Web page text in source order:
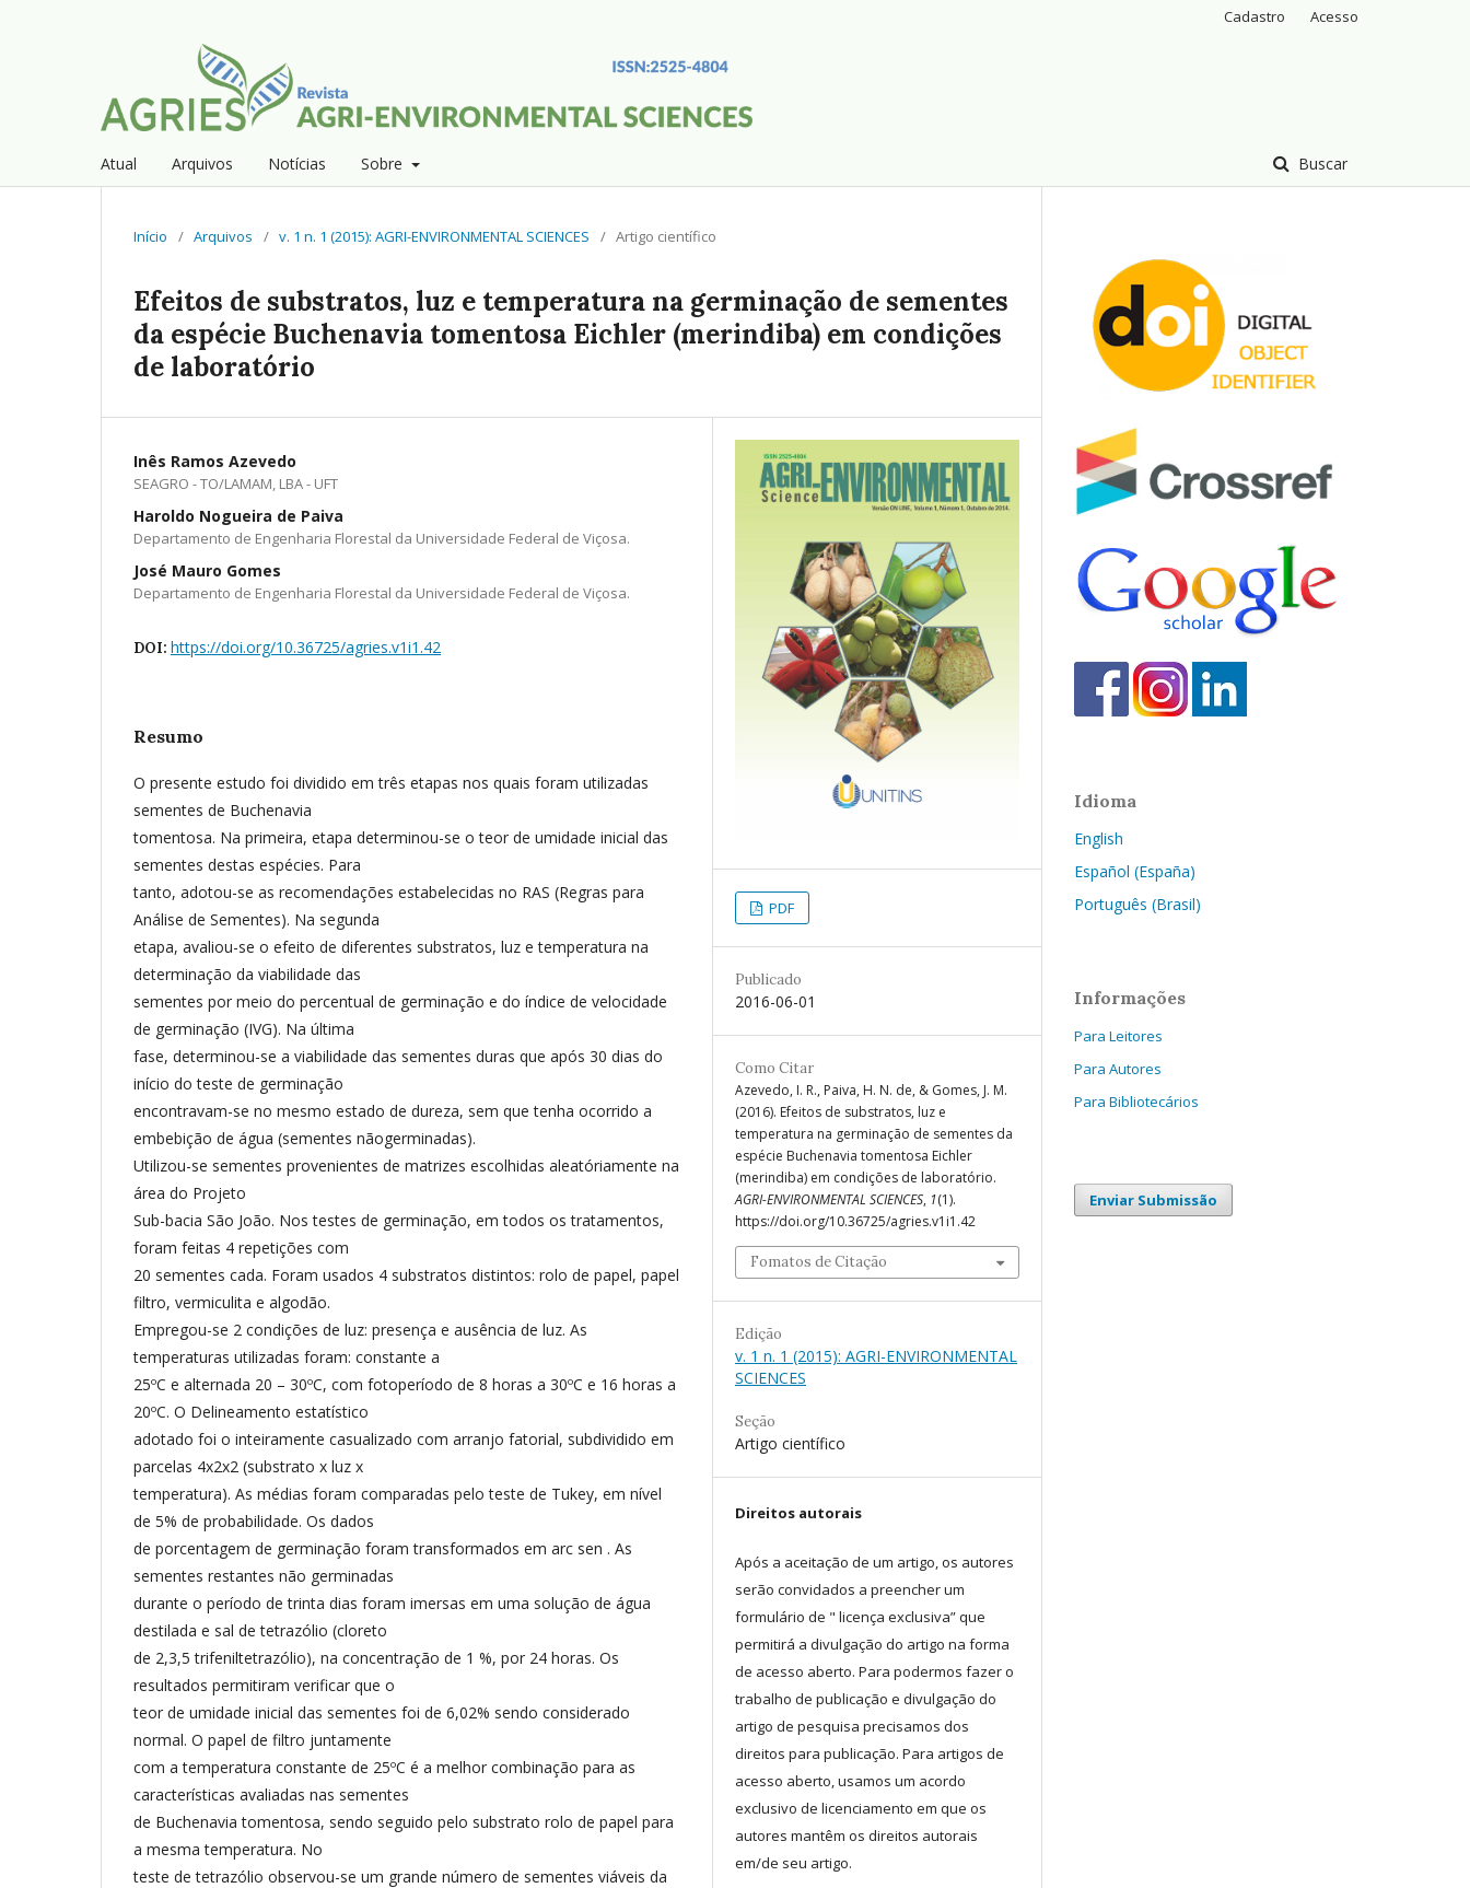
Atual Arquivos Notícias Sobre Buscar
Cadastro Acesso
Início / Arquivos / v. 1 n. 1 (2015): AGRI-ENVIRONMENTAL SCIENCES / Artigo científico
Efeitos de substratos, luz e temperatura na germinação de sementes
da espécie Buchenavia tomentosa Eichler (merindiba) em condições
de laboratório
Inês Ramos Azevedo
SEAGRO - TO/LAMAM, LBA - UFT
Haroldo Nogueira de Paiva
Departamento de Engenharia Florestal da Universidade Federal de Viçosa.
José Mauro Gomes
Departamento de Engenharia Florestal da Universidade Federal de Viçosa.
DOI: https://doi.org/10.36725/agries.v1i1.42
Resumo
O presente estudo foi dividido em três etapas nos quais foram utilizadas
sementes de Buchenavia
tomentosa. Na primeira, etapa determinou-se o teor de umidade inicial das
sementes destas espécies. Para
tanto, adotou-se as recomendações estabelecidas no RAS (Regras para
Análise de Sementes). Na segunda
etapa, avaliou-se o efeito de diferentes substratos, luz e temperatura na
determinação da viabilidade das
sementes por meio do percentual de germinação e do índice de velocidade
de germinação (IVG). Na última
fase, determinou-se a viabilidade das sementes duras que após 30 dias do
início do teste de germinação
encontravam-se no mesmo estado de dureza, sem que tenha ocorrido a
embebição de água (sementes nãogerminadas).
Utilizou-se sementes provenientes de matrizes escolhidas aleatóriamente na
área do Projeto
Sub-bacia São João. Nos testes de germinação, em todos os tratamentos,
foram feitas 4 repetições com
20 sementes cada. Foram usados 4 substratos distintos: rolo de papel, papel
filtro, vermiculita e algodão.
Empregou-se 2 condições de luz: presença e ausência de luz. As
temperaturas utilizadas foram: constante a
25ºC e alternada 20 – 30ºC, com fotoperíodo de 8 horas a 30ºC e 16 horas a
20ºC. O Delineamento estatístico
adotado foi o inteiramente casualizado com arranjo fatorial, subdividido em
parcelas 4x2x2 (substrato x luz x
temperatura). As médias foram comparadas pelo teste de Tukey, em nível
de 5% de probabilidade. Os dados
de porcentagem de germinação foram transformados em arc sen . As
sementes restantes não germinadas
durante o período de trinta dias foram imersas em uma solução de água
destilada e sal de tetrazólio (cloreto
de 2,3,5 trifeniltetrazólio), na concentração de 1 %, por 24 horas. Os
resultados permitiram verificar que o
teor de umidade inicial das sementes foi de 6,02% sendo considerado
normal. O papel de filtro juntamente
com a temperatura constante de 25ºC é a melhor combinação para as
características avaliadas nas sementes
de Buchenavia tomentosa, sendo seguido pelo substrato rolo de papel para
a mesma temperatura. No
teste de tetrazólio observou-se um grande número de sementes viáveis da
PDF
Publicado
2016-06-01
Como Citar
Azevedo, I. R., Paiva, H. N. de, & Gomes, J. M.
(2016). Efeitos de substratos, luz e
temperatura na germinação de sementes da
espécie Buchenavia tomentosa Eichler
(merindiba) em condições de laboratório.
AGRI-ENVIRONMENTAL SCIENCES, 1(1).
https://doi.org/10.36725/agries.v1i1.42
Fomatos de Citação
Edição
v. 1 n. 1 (2015): AGRI-ENVIRONMENTAL
SCIENCES
Seção
Artigo científico
Direitos autorais
Após a aceitação de um artigo, os autores
serão convidados a preencher um
formulário de " licença exclusiva” que
permitirá a divulgação do artigo na forma
de acesso aberto. Para podermos fazer o
trabalho de publicação e divulgação do
artigo de pesquisa precisamos dos
direitos para publicação. Para artigos de
acesso aberto, usamos um acordo
exclusivo de licenciamento em que os
autores mantêm os direitos autorais
em/de seu artigo.
Idioma
English
Español (España)
Português (Brasil)
Informações
Para Leitores
Para Autores
Para Bibliotecários
Enviar Submissão